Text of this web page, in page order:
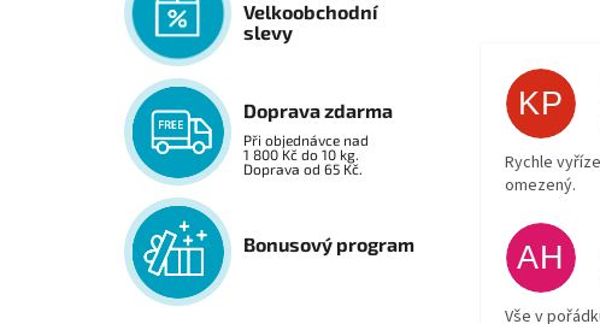
Velkoobchodní
slevy
Doprava zdarma
Při objednávce nad
1 800 Kč do 10 kg.
Doprava od 65 Kč.
Bonusový program
KP
Rychle
omezený.
AH
Vše v